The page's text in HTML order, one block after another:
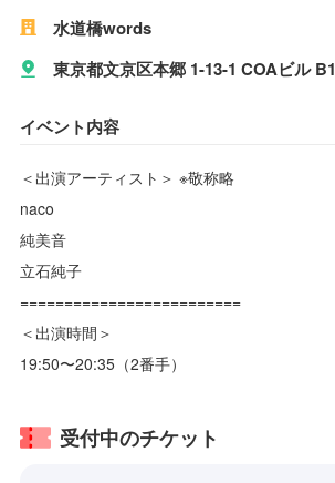
水道橋words
東京都文京区本郷 1-13-1 COAビル B1
イベント内容
＜出演アーティスト＞ ※敬称略
naco
純美音
立石純子
=========================
＜出演時間＞
19:50〜20:35（2番手）
受付中のチケット